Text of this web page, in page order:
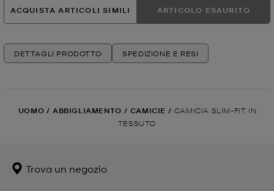
ACQUISTA ARTICOLI SIMILI ARTICOLO ESAURITO
DETTAGLI PRODOTTO SPEDIZIONE E RESI
UOMO / ABBIGLIAMENTO / CAMICIE / CAMICIA SLIM-FIT IN
TESSUTO
Trova un negozio